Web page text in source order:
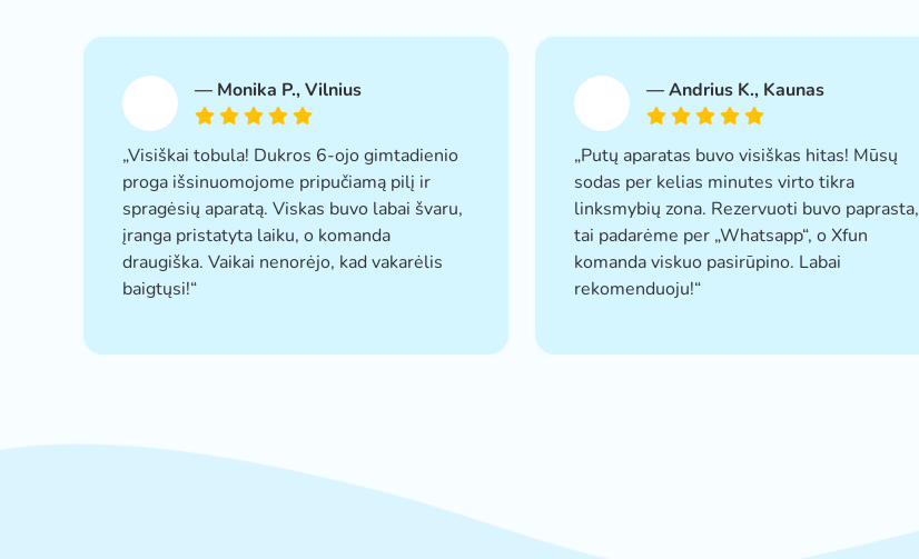
— Monika P., Vilnius
„Visiškai tobula! Dukros 6-ojo gimtadienio
proga išsinuomojome pripučiamą pilį ir
spragėsių aparatą. Viskas buvo labai švaru,
įranga pristatyta laiku, o komanda
draugiška. Vaikai nenorėjo, kad vakarėlis
baigtųsi!“
—Andrius K., Kaunas
„Putų aparatas buvo visiškas hitas! Mūsų
sodas per kelias minutes virto tikra
linksmybių zona. Rezervuoti buvo paprasta,
tai padarėme per „Whatsapp“, o Xfun
komanda viskuo pasirūpino. Labai
rekomenduoju!“